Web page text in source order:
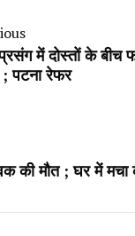
में दोस्तों के बीच
; पटना रेफर
की मौत ; घर में मचा